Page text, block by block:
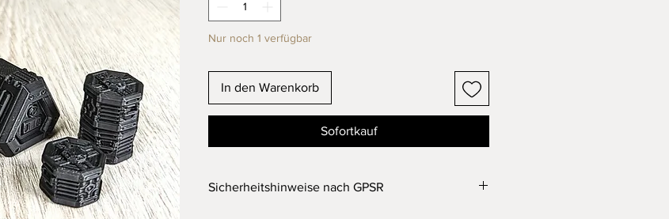
Nur noch 1 verfügbar
In den Warenkorb
Sofortkauf
Sicherheitshinweise nach GPSR